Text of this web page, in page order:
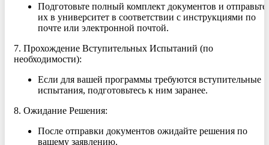
Подготовьте полный комплект документов и отправьте
их в университет в соответствии с инструкциями по
почте или электронной почтой.
7. Прохождение Вступительных Испытаний (по
необходимости):
Если для вашей программы требуются вступительные
испытания, подготовьтесь к ним заранее.
8. Ожидание Решения:
После отправки документов ожидайте решения по
вашему заявлению.